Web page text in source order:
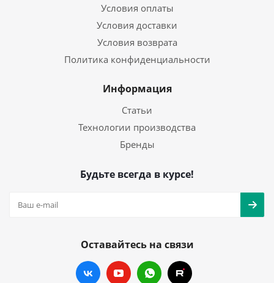
Условия оплаты
Условия доставки
Условия возврата
Политика конфиденциальности
Информация
Статьи
Технологии производства
Бренды
Будьте всегда в курсе!
Оставайтесь на связи